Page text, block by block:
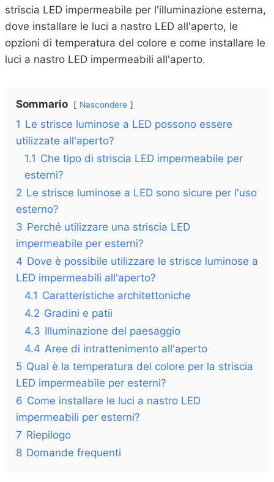
striscia LED impermeabile per l'illuminazione esterna,
dove installare le luci a nastro LED all'aperto, le
opzioni di temperatura del colore e come installare le
luci a nastro LED impermeabili all'aperto.
Sommario Nascondere
1 Le strisce luminose a LED possono essere
utilizzate all'aperto?
1.1 Che tipo di striscia LED impermeabile per
esterni?
2 Le strisce luminose a LED sono sicure per l'uso
esterno?
3 Perché utilizzare una striscia LED
impermeabile per esterni?
4 Dove è possibile utilizzare le strisce luminose a
LED impermeabili all'aperto?
4.1 Caratteristiche architettoniche
4.2 Gradini e patii
4.3 Illuminazione del paesaggio
4.4 Aree di intrattenimento all'aperto
5 Qual è la temperatura del colore per la striscia
LED impermeabile per esterni?
6 Come installare le luci a nastro LED
impermeabili per esterni?
7 Riepilogo
8 Domande frequenti